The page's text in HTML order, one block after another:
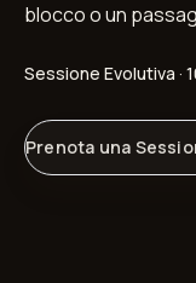
blocco o un
Sessione Evolutiva ·
Prenota una